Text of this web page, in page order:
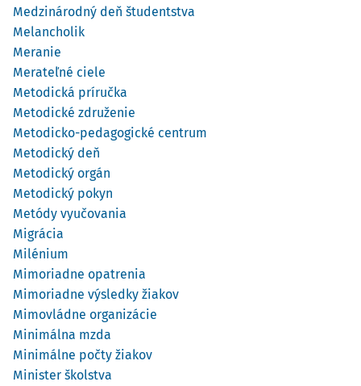
Medzinárodný deň študentstva
Melancholik
Meranie
Merateľné ciele
Metodická príručka
Metodické združenie
Metodicko-pedagogické centrum
Metodický deň
Metodický orgán
Metodický pokyn
Metódy vyučovania
Migrácia
Milénium
Mimoriadne opatrenia
Mimoriadne výsledky žiakov
Mimovládne organizácie
Minimálna mzda
Minimálne počty žiakov
Minister školstva